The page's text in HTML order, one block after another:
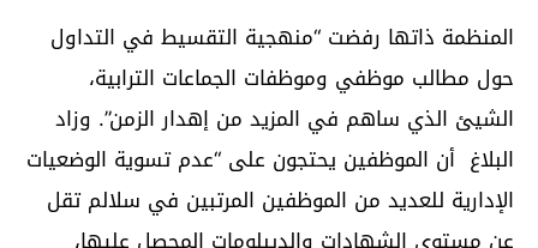
المنظمة ذاتها رفضت “منهجية التقسيط في التداول
حول مطالب موظفي وموظفات الجماعات الترابية،
الشيئ الذي ساهم في المزيد من إهدار الزمن”. وزاد
البلاغ أن الموظفين يحتجون على “عدم تسوية الوضعيات
الإدارية للعديد من الموظفين المرتبين في سلالم تقل